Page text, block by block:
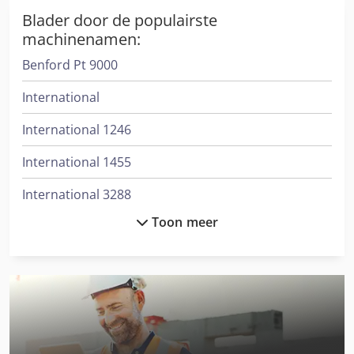
Blader door de populairste
machinenamen:
Benford Pt 9000
International
International 1246
International 1455
International 3288
International 433
International 453
Toon meer